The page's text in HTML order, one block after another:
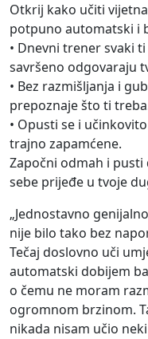
Otkrij kako učiti
potpuno automatski i
• Dnevni trener svaki
savršeno odgovaraju
• Bez razmišljanja i
prepoznaje što ti
• Opusti se i
trajno zapamćene.
Započni odmah i
sebe prijeđe u tvoje
„Jednostavno
nije bilo tako bez
Tečaj doslovno uči
automatski dobijem
o čemu ne moram
ogromnom brzinom.
nikada nisam učio neki